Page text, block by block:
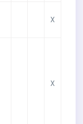
X
X